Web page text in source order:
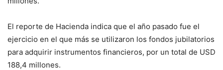
El reporte de Hacienda indica que el año pasado fue el
ejercicio en el que más se utilizaron los fondos jubilatorios
para adquirir instrumentos financieros, por un total de USD
188,4 millones.